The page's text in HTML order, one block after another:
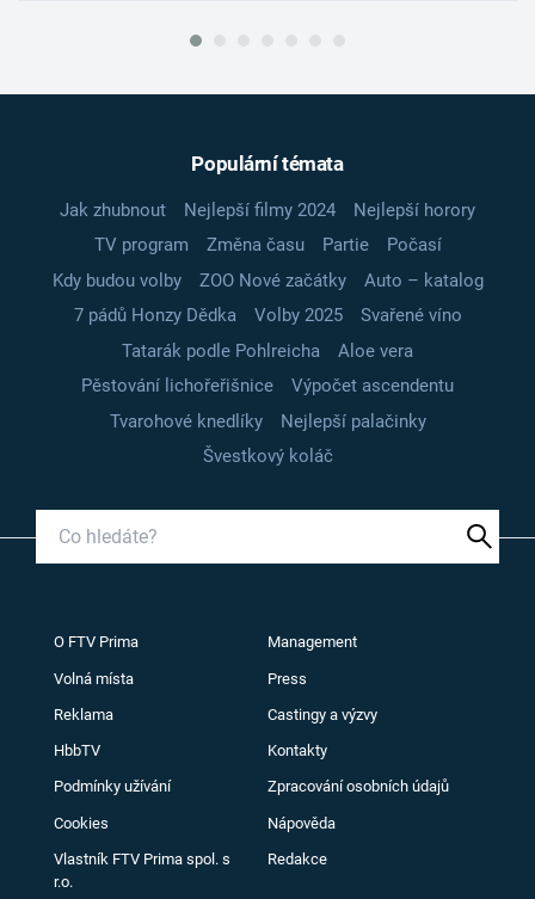
Populární témata
Jak zhubnout Nejlepší filmy 2024
Nejlepší horory
TV program
Změna času Partie
Počasí
Kdy budou volby
ZOO Nové začátky
Auto – katalog
7 pádů Honzy Dědka
Volby 2025
Svařené víno
Tatarák podle Pohlreicha
Aloe vera
Pěstování lichořeřišnice
Výpočet ascendentu
Tvarohové knedlíky
Nejlepší palačinky
Švestkový koláč
O FTV Prima Management
Volná místa Press
Reklama Castingy a výzvy
HbbTV Kontakty
Podmínky užívání Zpracování osobních údajů
Cookies Nápověda
Vlastník FTV Prima spol. s
r.o.
Redakce